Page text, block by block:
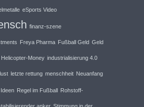
eSports Video
finanz-szene
Freya Pharma Fußball Geld Geld
Helicopter-Money industrialisierung 4.0
letzte rettung menschheit Neuanfang
Regel im Fußball Rohstoff-